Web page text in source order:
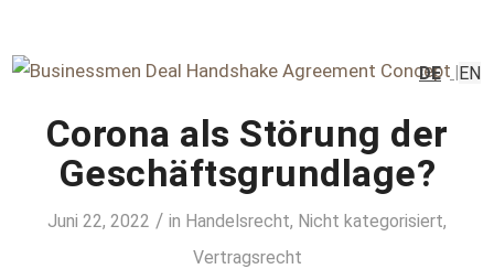
Corona als Störung der
Geschäftsgrundlage?
Juni 22, 2022 / in Handelsrecht, Nicht kategorisiert,
Vertragsrecht
DE EN